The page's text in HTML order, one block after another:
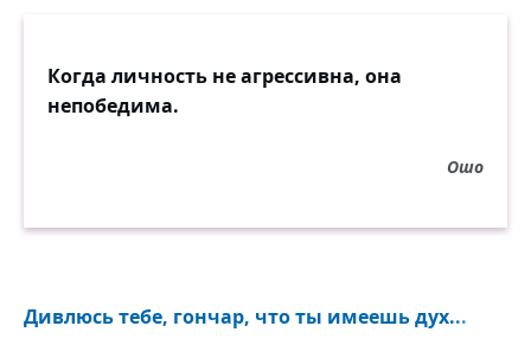
Когда личность не агрессивна, она
непобедима.
Ошо
Дивлюсь тебе, гончар, что ты имеешь дух...